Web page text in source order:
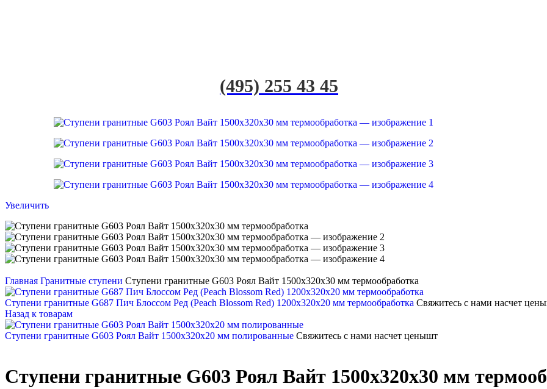
(495) 255 43 45
Увеличить
Главная Гранитные ступени Ступени гранитные G603 Роял Вайт 1500x320x30 мм термообработка
Ступени гранитные G687 Пич Блоссом Ред (Peach Blossom Red) 1200x320x20 мм термообработка Свяжитесь с нами насчет цены
Назад к товарам
Ступени гранитные G603 Роял Вайт 1500x320x20 мм полированные Свяжитесь с нами насчет ценышт
Ступени гранитные G603 Роял Вайт 1500x320x30 мм